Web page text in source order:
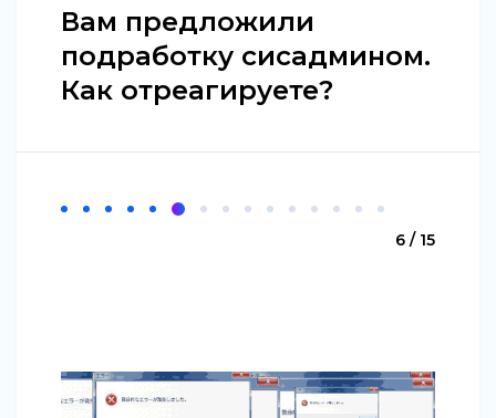
Вам предложили
подработку сисадмином.
Как отреагируете?
6 / 15